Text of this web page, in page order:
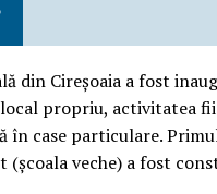
din Cireșoaia a fost
propriu, activitatea
în case particulare.
(școala veche) a fost